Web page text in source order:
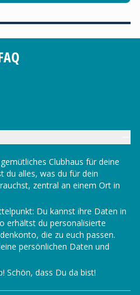
Clubhaus für deine
du alles, was du für dein
zentral an einem Ort in
Du kannst ihre Daten in
erhältst du personalisierte
die zu euch passen.
persönlichen Daten und
Schön, dass Du da bist!